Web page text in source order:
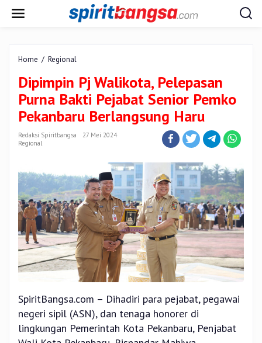
Home / Regional
Walikota,
Pelepasan
Purna
Bakti
Senior
Berlangsung
Haru
Dipimpin Pj Walikota, Pelepasan
Purna Bakti Pejabat Senior Pemko
Pekanbaru Berlangsung Haru
Redaksi Spiritbangsa
27 Mei 2024
Regional
SpiritBangsa.com – Dihadiri para pejabat, pegawai
negeri sipil (ASN), dan tenaga honorer di
lingkungan Pemerintah Kota Pekanbaru, Penjabat